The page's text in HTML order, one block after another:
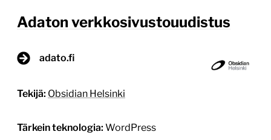
Adaton verkkosivustouudistus
adato.fi
Tekijä: Obsidian Helsinki
Tärkein teknologia: WordPress